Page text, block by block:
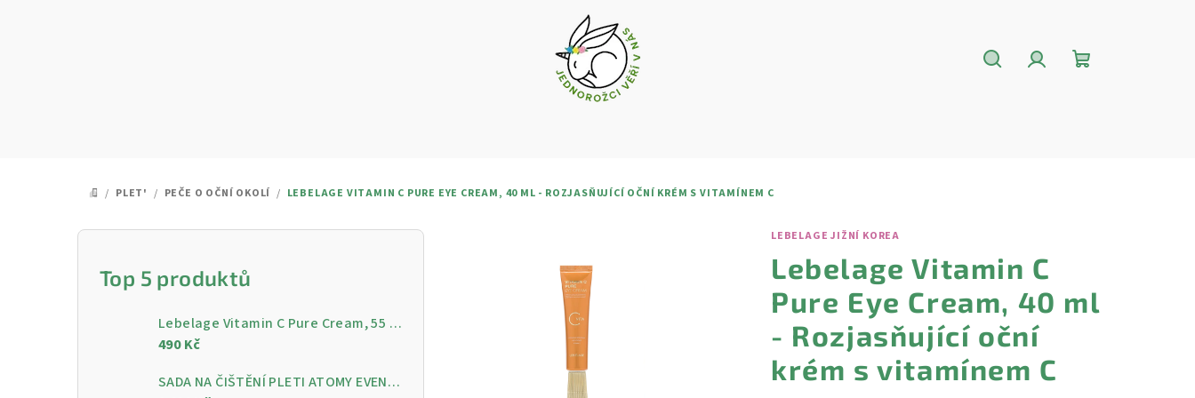
DOMŮ
/ PLET' / PEČE O OČNÍ OKOLÍ / LEBELAGE VITAMIN C PURE EYE CREAM, 40 ML - ROZJASŇUJÍCÍ OČNÍ KRÉM S VITAMÍNEM C
P
Top 5 produktů
Lebelage Vitamin C Pure Cream, 55 ml - Rozjasňující pleťový krém s vitamínem C
490 Kč
SADA NA ČIŠTĚNÍ PLETI ATOMY EVENING CARE - 4 KROKY PRO ČISTOU A ZÁŘIVOU PLEŤ
LEBELAGE JIŽNÍ KOREA
Lebelage Vitamin C
Pure Eye Cream, 40 ml
- Rozjasňující oční
krém s vitamínem C